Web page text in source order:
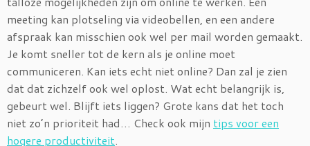
meeting kan plotseling via videobellen, en een andere
afspraak kan misschien ook wel per mail worden gemaakt.
Je komt sneller tot de kern als je online moet
communiceren. Kan iets echt niet online? Dan zal je zien
dat dat zichzelf ook wel oplost. Wat echt belangrijk is,
gebeurt wel. Blijft iets liggen? Grote kans dat het toch
niet zo’n prioriteit had… Check ook mijn tips voor een
hogere productiviteit.